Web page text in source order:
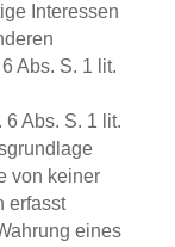
Interessen
Abs. S. 1 lit.
Abs. S. 1 lit.
von keiner
erfasst
eines